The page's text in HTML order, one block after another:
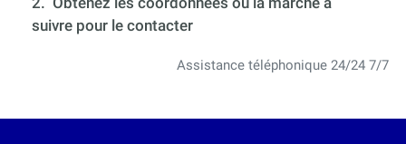
suivre pour le contacter
Assistance téléphonique 24/24 7/7